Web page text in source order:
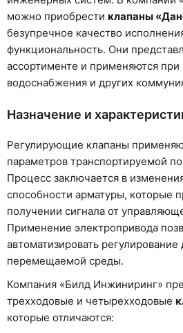
Рассказать новость
можно приобрести клапаны
безупречное качество
функциональность. Они
ассортименте и применяются
водоснабжения и других
Назначение и
Регулирующие клапаны
параметров транспортируемой
Процесс заключается в
способности арматуры, которые
получении сигнала от
Применение электропривода
автоматизировать
перемещаемой среды.
Компания «Билд Инжиниринг»
трехходовые и четырехходовые
которые отличаются: